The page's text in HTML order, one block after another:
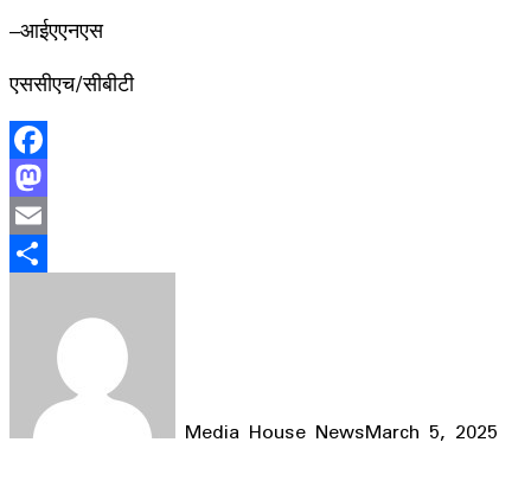
–आईएएनएस
एससीएच/सीबीटी
Facebook
Mastodon
Email
Media House NewsMarch 5, 2025